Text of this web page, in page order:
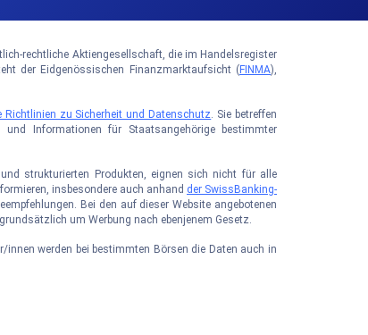
rechtliche Aktiengesellschaft, die im Handelsregister
der Eidgenössischen Finanzmarktaufsicht (FINMA),
Richtlinien zu Sicherheit und Datenschutz. Sie betreffen
Informationen für Staatsangehörige bestimmter
strukturierten Produkten, eignen sich nicht für alle
insbesondere auch anhand der SwissBanking-
Bei den auf dieser Website angebotenen
um Werbung nach ebenjenem Gesetz.
werden bei bestimmten Börsen die Daten auch in